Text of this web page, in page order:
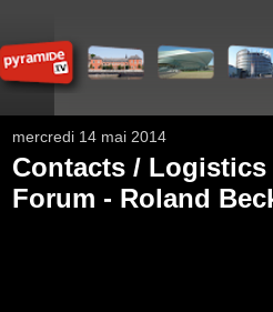
mercredi 14 mai 2014
Contacts / Logistics
Forum - Roland